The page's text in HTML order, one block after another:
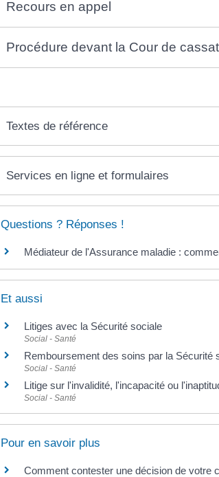
Recours en appel
Procédure devant la Cour de
Textes de référence
Services en ligne et formulaires
Questions ? Réponses !
Médiateur de l'Assurance maladie :
Et aussi
Litiges avec la Sécurité sociale
Social - Santé
Remboursement des soins par la Sécurité
Social - Santé
Litige sur l'invalidité, l'incapacité ou
Social - Santé
Pour en savoir plus
Comment contester une décision de votre